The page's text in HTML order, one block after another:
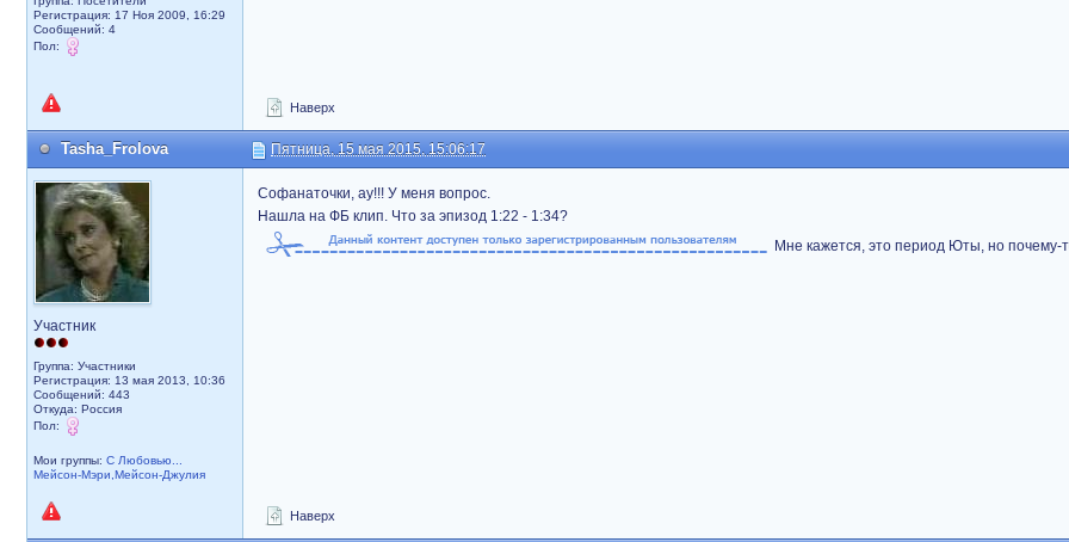
Регистрация: 17 Ноя 2009, 16:29
Сообщений: 4
Пол:
Наверх
Tasha_Frolova Пятница, 15 мая 2015, 15:06:17
Участник
Группа: Участники
Регистрация: 13 мая 2013, 10:36
Сообщений: 443
Откуда: Россия
Пол:
Мои группы: С Любовью...
Мейсон-Мэри,Мейсон-Джулия
Софанаточки, ау!!! У меня вопрос.
Нашла на ФБ клип. Что за эпизод 1:22 - 1:34?
Мне кажется, это период Юты, но почему-
Наверх